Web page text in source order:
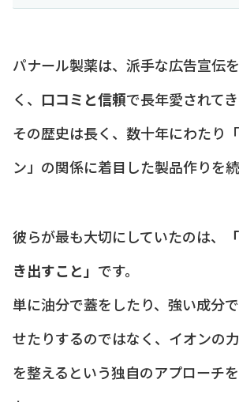
パナール製薬は、派手な広告宣伝
く、 口コミと信頼で長年愛されて
その歴史は長く、数十年にわたり
ン」の関係に着目した製品作りを続
彼らが最も大切にしていたのは、
き出すこと」 です。
単に油分で蓋をしたり、強い成分
せたりするのではなく、イオンの
を整えるという独自のアプローチ